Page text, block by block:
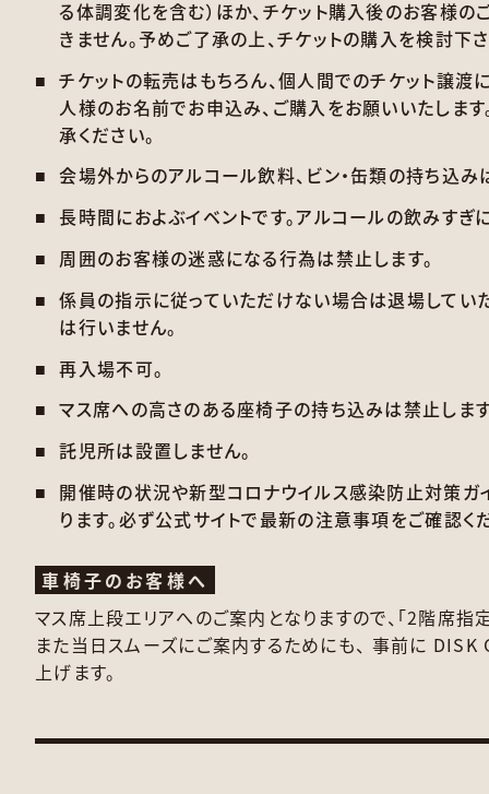
る体調変化を含む）ほか、チケット購入後のお客様の
きません。予めご了承の上、チケットの購入を検討下さ
チケットの転売はもちろん、個人間でのチケット譲渡
人様のお名前でお申込み、ご購入をお願いいたしま
承ください。
会場外からのアルコール飲料、ビン・缶類の持ち込み
長時間におよぶイベントです。アルコールの飲みすぎ
周囲のお客様の迷惑になる行為は禁止します。
係員の指示に従っていただけない場合は退場してい
は行いません。
再入場不可。
マス席への高さのある座椅子の持ち込みは禁止します
託児所は設置しません。
開催時の状況や新型コロナウイルス感染防止対策ガ
ります。必ず公式サイトで最新の注意事項をご確認く
車椅子のお客様へ
マス席上段エリアへのご案内となりますので、「2階席指
また当日スムーズにご案内するためにも、 事前に
上げます。